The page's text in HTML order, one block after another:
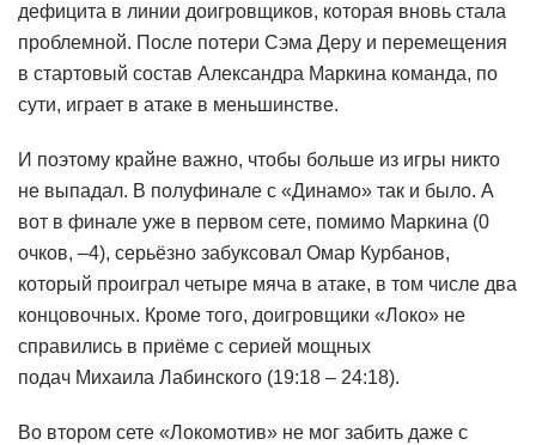
дефицита в линии доигровщиков, которая вновь стала
проблемной. После потери Сэма Деру и перемещения
в стартовый состав Александра Маркина команда, по
сути, играет в атаке в меньшинстве.
И поэтому крайне важно, чтобы больше из игры никто
не выпадал. В полуфинале с «Динамо» так и было. А
вот в финале уже в первом сете, помимо Маркина (0
очков, –4), серьёзно забуксовал Омар Курбанов,
который проиграл четыре мяча в атаке, в том числе два
концовочных. Кроме того, доигровщики «Локо» не
справились в приёме с серией мощных
подач Михаила Лабинского (19:18 – 24:18).
Во втором сете «Локомотив» не мог забить даже с